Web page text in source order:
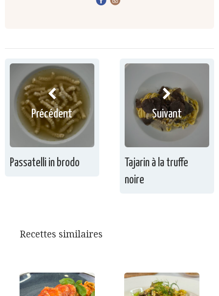
Précédent
Passatelli in brodo
Suivant
Tajarin à la truffe
noire
Recettes similaires